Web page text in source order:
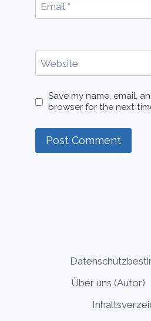
Email *
Website
Save my name, email,
browser for the next
Über uns (Autor)